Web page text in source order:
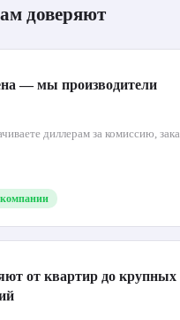
доверяют
— мы производители
диллерам за комиссию,
от квартир до крупных